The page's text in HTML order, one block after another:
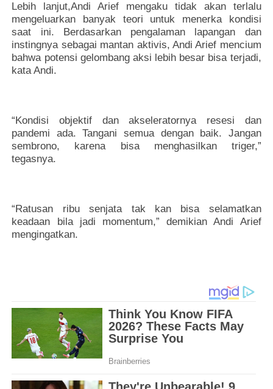
Lebih lanjut,Andi Arief mengaku tidak akan terlalu
mengeluarkan banyak teori untuk menerka kondisi
saat ini. Berdasarkan pengalaman lapangan dan
instingnya sebagai mantan aktivis, Andi Arief mencium
bahwa potensi gelombang aksi lebih besar bisa terjadi,
kata Andi.
“Kondisi objektif dan akseleratornya resesi dan
pandemi ada. Tangani semua dengan baik. Jangan
sembrono, karena bisa menghasilkan triger,”
tegasnya.
“Ratusan ribu senjata tak kan bisa selamatkan
keadaan bila jadi momentum,” demikian Andi Arief
mengingatkan.